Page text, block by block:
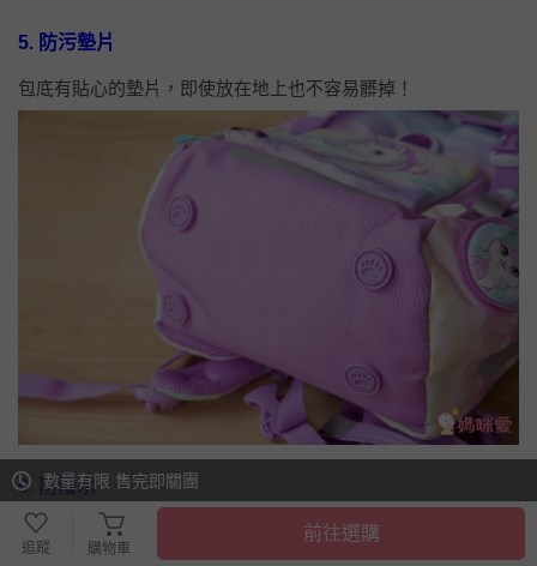
5. 防污墊片
包底有貼心的墊片，即使放在地上也不容易髒掉！
6. 防潑水
書包外層都有防潑水，不容易弄髒就不用一直洗背包，也不怕
下雨噴濕或打翻水壺；如果雨很大，還可以從上面拿出隱藏的
追蹤 購物車
前往選購
數量有限 售完即關團